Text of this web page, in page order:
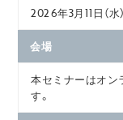
2026年3月11日（
会場
本セミナーはオン
す。